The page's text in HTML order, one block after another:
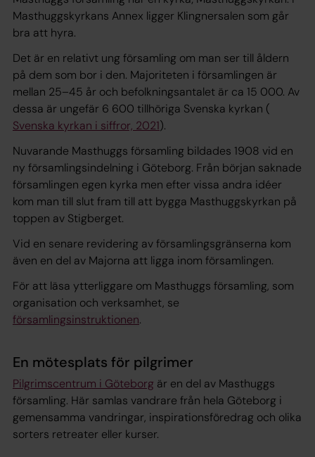
Masthuggskyrkans Annex ligger Klingnersalen som går
bra att hyra.
Det är en relativt ung församling om man ser till åldern
på dem som bor i den. Majoriteten i församlingen är
mellan 25–45 år och befolkningsantalet är ca 15 000. Av
dessa är ungefär 6 600 tillhöriga Svenska kyrkan (
Svenska kyrkan i siffror, 2021).
Nuvarande Masthuggs församling bildades 1908 vid en
ny församlingsindelning i Göteborg. Från början saknade
församlingen egen kyrka men efter vissa andra idéer
kom man till slut fram till att bygga Masthuggskyrkan på
toppen av Stigberget.
Vid en senare revidering av församlingsgränserna kom
även en del av Majorna att ligga inom församlingen.
För att läsa ytterliggare om Masthuggs församling, som
organisation och verksamhet, se
församlingsinstruktionen.
En mötesplats för pilgrimer
Pilgrimscentrum i Göteborg är en del av Masthuggs
församling. Här samlas vandrare från hela Göteborg i
gemensamma vandringar, inspirationsföredrag och olika
sorters retreater eller kurser.